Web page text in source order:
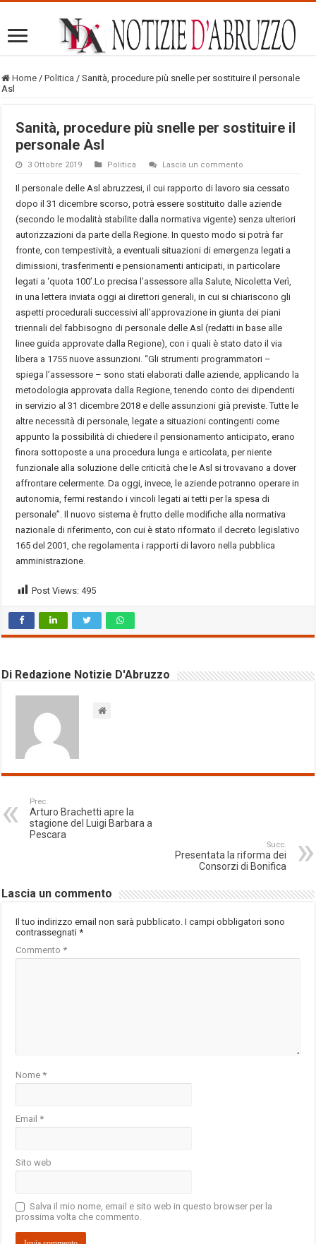
Home / Politica / Sanità, procedure più snelle per sostituire il personale
Asl
Sanità, procedure più snelle per sostituire il
personale Asl
3 Ottobre 2019 Politica Lascia un commento
Il personale delle Asl abruzzesi, il cui rapporto di lavoro sia cessato
dopo il 31 dicembre scorso, potrà essere sostituito dalle aziende
(secondo le modalità stabilite dalla normativa vigente) senza ulteriori
autorizzazioni da parte della Regione. In questo modo si potrà far
fronte, con tempestività, a eventuali situazioni di emergenza legati a
dimissioni, trasferimenti e pensionamenti anticipati, in particolare
legati a ‘quota 100’.Lo precisa l’assessore alla Salute, Nicoletta Verì,
in una lettera inviata oggi ai direttori generali, in cui si chiariscono gli
aspetti procedurali successivi all’approvazione in giunta dei piani
triennali del fabbisogno di personale delle Asl (redatti in base alle
linee guida approvate dalla Regione), con i quali è stato dato il via
libera a 1755 nuove assunzioni. “Gli strumenti programmatori –
spiega l’assessore – sono stati elaborati dalle aziende, applicando la
metodologia approvata dalla Regione, tenendo conto dei dipendenti
in servizio al 31 dicembre 2018 e delle assunzioni già previste. Tutte le
altre necessità di personale, legate a situazioni contingenti come
appunto la possibilità di chiedere il pensionamento anticipato, erano
finora sottoposte a una procedura lunga e articolata, per niente
funzionale alla soluzione delle criticità che le Asl si trovavano a dover
affrontare celermente. Da oggi, invece, le aziende potranno operare in
autonomia, fermi restando i vincoli legati ai tetti per la spesa di
personale”. Il nuovo sistema è frutto delle modifiche alla normativa
nazionale di riferimento, con cui è stato riformato il decreto legislativo
165 del 2001, che regolamenta i rapporti di lavoro nella pubblica
amministrazione.
Post Views: 495
Di Redazione Notizie D'Abruzzo
Prec.
Arturo Brachetti apre la
stagione del Luigi Barbara a
Pescara
Succ.
Presentata la riforma dei
Consorzi di Bonifica
Lascia un commento
Il tuo indirizzo email non sarà pubblicato. I campi obbligatori sono
contrassegnati*
Commento*
Nome*
Email*
Sito web
Salva il mio nome, email e sito web in questo browser per la
prossima volta che commento.